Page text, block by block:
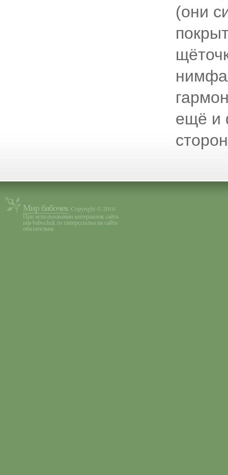
(они
ещё и
Мир бабочек Copyright © 2010
При использовании материалов сайта
mir-babochek.ru гиперссылка на сайта
обязательна